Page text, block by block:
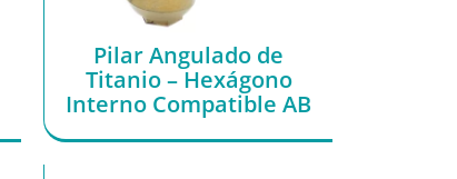
Pilar Angulado de
Titanio – Hexágono
Interno Compatible AB